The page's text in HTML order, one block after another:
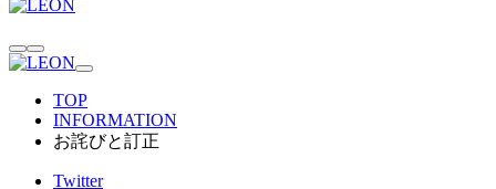
TOP
INFORMATION
お詫びと訂正
Twitter